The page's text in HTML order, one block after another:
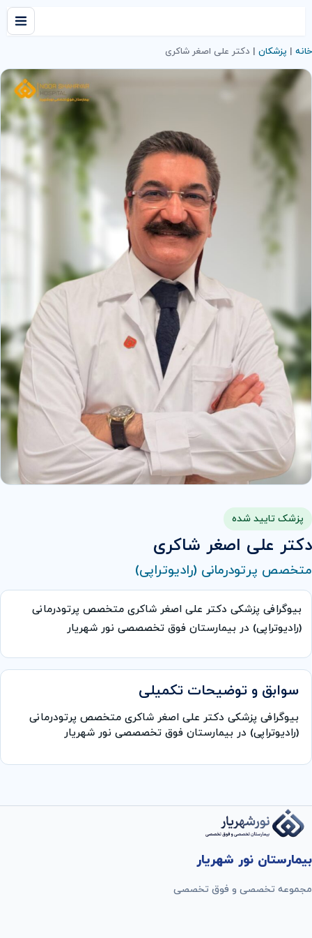
خانه | پزشکان | دکتر علی اصغر شاکری
پزشک تایید شده
دکتر علی اصغر شاکری
متخصص پرتودرمانی (رادیوتراپی)
بیوگرافی پزشکی دکتر علی اصغر شاکری متخصص پرتودرمانی
(رادیوتراپی) در بیمارستان فوق تخصصصی نور شهریار
سوابق و توضیحات تکمیلی
بیوگرافی پزشکی دکتر علی اصغر شاکری متخصص پرتودرمانی
(رادیوتراپی) در بیمارستان فوق تخصصصی نور شهریار
بیمارستان نور شهریار
مجموعه تخصصی و فوق تخصصی